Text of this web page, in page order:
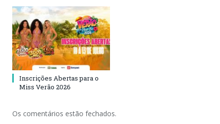
Inscrições Abertas para o
Miss Verão 2026
Os comentários estão fechados.